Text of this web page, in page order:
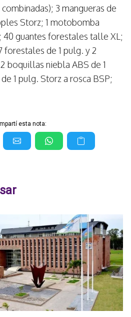
3 mangueras de
Storz; 1 motobomba
guantes forestales talle XL;
de 1 pulg. y 2
boquillas niebla ABS de 1
1 pulg. Storz a rosca BSP;
esta nota: